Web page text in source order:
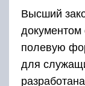
Высший
документом
полевую
для